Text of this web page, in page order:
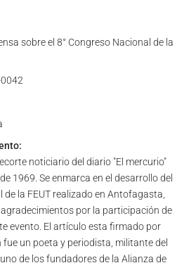
sobre el 8° Congreso Nacional de la
0042
noticiario del diario "El mercurio"
1969. Se enmarca en el desarrollo del
de la FEUT realizado en Antofagasta,
por la participación de
evento. El artículo esta firmado por
fue un poeta y periodista, militante del
de los fundadores de la Alianza de